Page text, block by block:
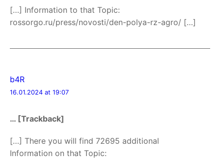
[…] Information to that Topic:
rossorgo.ru/press/novosti/den-polya-rz-agro/ […]
b4R
16.01.2024 at 19:07
… [Trackback]
[…] There you will find 72695 additional
Information on that Topic: